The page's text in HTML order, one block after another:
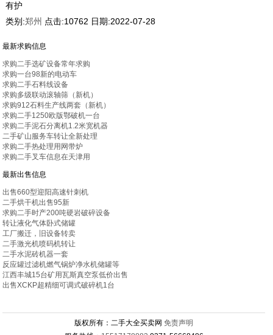
有护
类别:郑州 点击:10762 日期:2022-07-28
最新求购信息
求购二手选矿设备常年求购
求购一台98新的电动车
求购二手石料线设备
求购多级联动滚轴筛（新机）
求购912石料生产线两套（新机）
求购二手1250欧版鄂破机一台
求购二手泥石分离机1.2米宽机器
二手矿山服务车转让全新处理
求购二手热处理用网带炉
求购二手叉车信息在天津用
最新出售信息
出售660型迎阳高速针刺机
二手烘干机出售95新
求购二手时产200吨硬岩破碎设备
转让液化气体卧式储罐
工厂搬迁，旧设备转卖
二手激光机喷码机转让
二手水泥砖机器一套
反应罐过滤机燃气锅炉净水机储罐等
江西丰城15台矿用瓦斯真空泵低价出售
出售XCKP超精细可调式破碎机1台
版权所有：二手大全买卖网免责声明